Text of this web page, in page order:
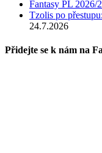
Fantasy PL 2026/
Tzolis po
24.7.2026
Přidejte se k nám na